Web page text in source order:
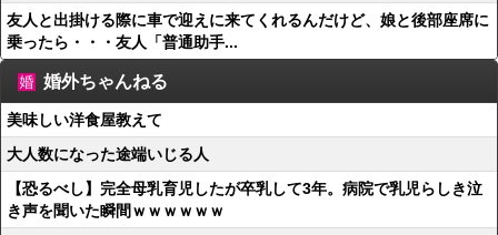
友人と出掛ける際に車で迎えに来てくれるんだけど、娘と後部座席に
乗ったら・・・友人「普通助手...
婚外ちゃんねる
美味しい洋食屋教えて
大人数になった途端いじる人
【恐るべし】完全母乳育児したが卒乳して3年。病院で乳児らしき泣
き声を聞いた瞬間ｗｗｗｗｗｗ